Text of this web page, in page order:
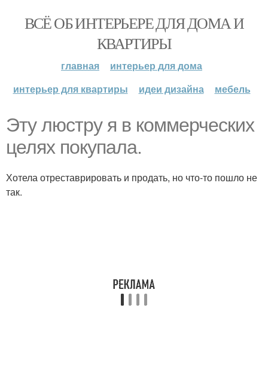
ВСЁ ОБ ИНТЕРЬЕРЕ ДЛЯ ДОМА И
КВАРТИРЫ
главная
интерьер для дома
интерьер для квартиры
идеи дизайна мебель
Эту люстру я в коммерческих
целях покупала.
Хотела отреставрировать и продать, но что-то пошло не
так.